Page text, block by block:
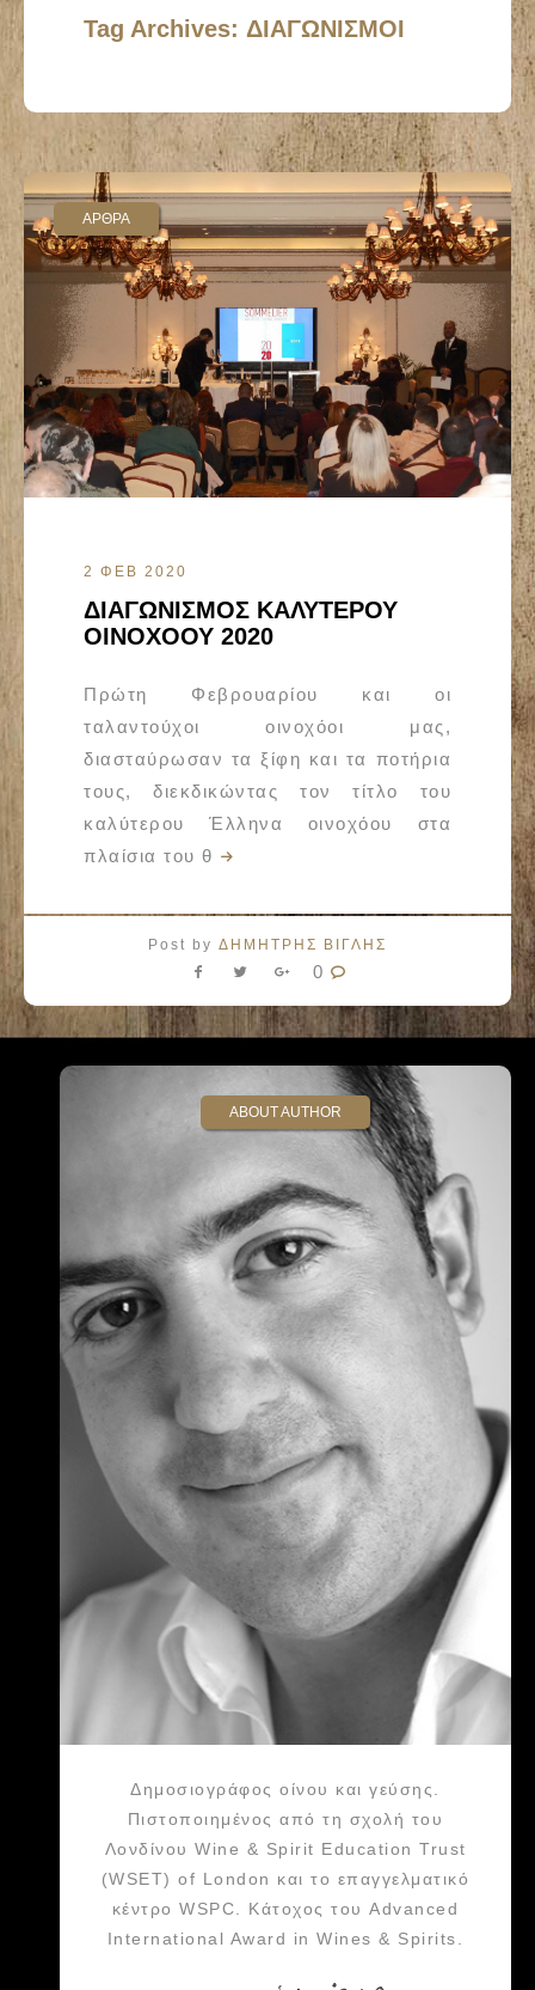
Tag Archives: ΔΙΑΓΩΝΙΣΜΟΙ
ΑΡΘΡΑ
2 ΦΕΒ 2020
ΔΙΑΓΩΝΙΣΜΟΣ ΚΑΛΥΤΕΡΟΥ
ΟΙΝΟΧΟΟΥ 2020
Πρώτη Φεβρουαρίου και οι
ταλαντούχοι οινοχόοι μας,
διασταύρωσαν τα ξίφη και τα ποτήρια
τους, διεκδικώντας τον τίτλο του
καλύτερου Έλληνα οινοχόου στα
πλαίσια του θ
Post by ΔΗΜΗΤΡΗΣ ΒΙΓΛΗΣ
0
ABOUT AUTHOR
Δημοσιογράφος οίνου και γεύσης.
Πιστοποιημένος από τη σχολή του
Λονδίνου Wine & Spirit Education Trust
(WSET) of London και το επαγγελματικό
κέντρο WSPC. Κάτοχος του Advanced
International Award in Wines & Spirits.